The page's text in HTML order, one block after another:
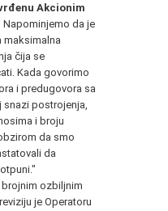
Akcionim
Napominjemo da je
maksimalna
čija se
Kada govorimo
i predugovora sa
postrojenja,
i broju
da smo
da
ozbiljnim
je Operatoru